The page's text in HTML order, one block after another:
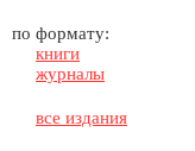
по формату:
книги
журналы
все издания